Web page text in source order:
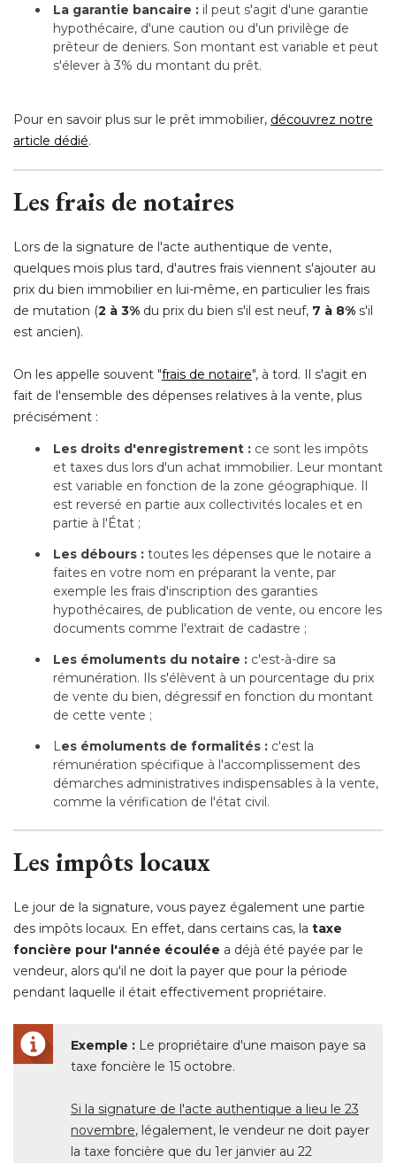
La garantie bancaire : il peut s'agit d'une garantie
hypothécaire, d'une caution ou d'un privilège de
prêteur de deniers. Son montant est variable et peut
s'élever à 3% du montant du prêt.
Pour en savoir plus sur le prêt immobilier, découvrez notre
article dédié.
Les frais de notaires
Lors de la signature de l'acte authentique de vente,
quelques mois plus tard, d'autres frais viennent s'ajouter au
prix du bien immobilier en lui-même, en particulier les frais
de mutation (2 à 3% du prix du bien s'il est neuf, 7 à 8% s'il
est ancien).
On les appelle souvent "frais de notaire", à tord. Il s'agit en
fait de l'ensemble des dépenses relatives à la vente, plus
précisément :
Les droits d'enregistrement : ce sont les impôts
et taxes dus lors d'un achat immobilier. Leur montant
est variable en fonction de la zone géographique. Il
est reversé en partie aux collectivités locales et en
partie à l'État ;
Les débours : toutes les dépenses que le notaire a
faites en votre nom en préparant la vente, par
exemple les frais d'inscription des garanties
hypothécaires, de publication de vente, ou encore les
documents comme l'extrait de cadastre ;
Les émoluments du notaire : c'est-à-dire sa
rémunération. Ils s'élèvent à un pourcentage du prix
de vente du bien, dégressif en fonction du montant
de cette vente ;
L es émoluments de formalités : c'est la
rémunération spécifique à l'accomplissement des
démarches administratives indispensables à la vente,
comme la vérification de l'état civil.
Les impôts locaux
Le jour de la signature, vous payez également une partie
des impôts locaux. En effet, dans certains cas, la taxe
foncière pour l'année écoulée a déjà été payée par le
vendeur, alors qu'il ne doit la payer que pour la période
pendant laquelle il était effectivement propriétaire.
Exemple : Le propriétaire d'une maison paye sa
taxe foncière le 15 octobre.
Si la signature de l'acte authentique a lieu le 23
novembre, légalement, le vendeur ne doit payer
la taxe foncière que du 1er janvier au 22